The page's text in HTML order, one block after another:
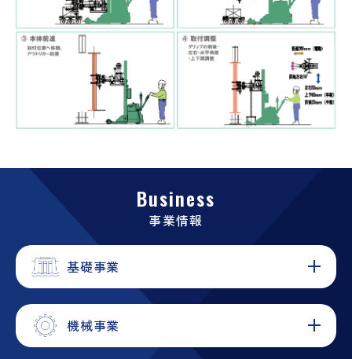
Business
事業情報
基礎事業
機械事業